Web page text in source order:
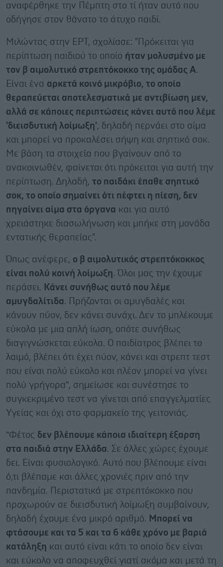
αναφέρθηκε την Πέμπτη στο τί ήταν αυτό που
οδήγησε στον θάνατο το άτυχο παιδί.
Μιλώντας στην ΕΡΤ, σχολίασε: "Πρόκειται για
περίπτωση παιδιού το οποίο ήταν μολυσμένο με
τον β αιμολυτικό στρεπτόκοκκο της ομάδας Α.
Είναι ένα αρκετά κοινό μικρόβιο, το οποίο
θεραπεύεται αποτελεσματικά με αντιβίωση μεν,
αλλά σε κάποιες περιπτώσεις κάνει αυτό που λέμε
'διεισδυτική λοίμωξη', δηλαδή περνάει στο αίμα
και μπορεί να προκαλέσει σήψη και σηπτικό σοκ.
Με βάση τα στοιχεία που βγαίνουν από το
ανακοινωθέν, φαίνεται ότι πρόκειται για αυτή την
περίπτωση. Δηλαδή, το παιδάκι έπαθε σηπτικό
σοκ, το οποίο σημαίνει ότι πέφτει η πίεση, δεν
πηγαίνει αίμα στα όργανα και για αυτό
χρειάστηκε διασωλήνωση και μπήκε στη μονάδα
εντατικής θεραπείας".
Όπως ανέφερε, ο β αιμολυτικός στρεπτόκοκκος
είναι πολύ κοινή λοίμωξη. Όλοι μας την έχουμε
περάσει. Κάνει συνήθως αυτό που λέμε
αμυγδαλίτιδα. Πρήζονται οι αμυγδαλές και
κάνουν πύον, δεν κάνει συνάχι. Δεν το μπλέκουμε
εύκολα με μια απλή ίωση, οπότε συνήθως
διαγιγνώσκεται εύκολα. Ο παιδίατρος βλέπει το
λαιμό, βλέπει ότι έχει πύον, κάνει και στρεπτ τεστ
που είναι πολύ εύκολο και πλέον μπορεί να γίνει
πολύ γρήγορα”, σημείωσε και συνέστησε το
συγκεκριμένο τεστ να γίνεται από επαγγελματίες
Υγείας και όχι στο φαρμακείο της γειτονιάς.
“Φέτος δεν βλέπουμε κάποια ιδιαίτερη έξαρση
στα παιδιά στην Ελλάδα. Σε άλλες χώρες έχουμε
δει. Είναι φυσιολογικό. Αυτό που βλέπουμε είναι
ό,τι βλέπαμε και άλλες χρονιές πριν από την
πανδημία. Περιστατικά με στρεπτόκοκκο που
προχωρούν σε διεισδυτική λοίμωξη συμβαίνουν,
δηλαδή έχουμε ένα μικρό αριθμό. Μπορεί να
φτάσουμε και τα 5 και τα 6 κάθε χρόνο με βαριά
κατάληξη και αυτό είναι κάτι το οποίο δεν είναι
και εύκολο να αποφευχθεί γιατί ακόμα και μετά τη